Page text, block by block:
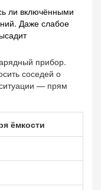
ли включёнными
Даже слабое
прибор.
соседей о
— прям
ёмкости